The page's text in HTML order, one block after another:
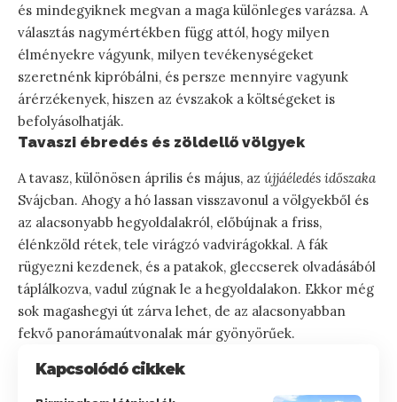
és mindegyiknek megvan a maga különleges varázsa. A
választás nagymértékben függ attól, hogy milyen
élményekre vágyunk, milyen tevékenységeket
szeretnénk kipróbálni, és persze mennyire vagyunk
árérzékenyek, hiszen az évszakok a költségeket is
befolyásolhatják.
Tavaszi ébredés és zöldellő völgyek
A tavasz, különösen április és május, az újjáéledés időszaka
Svájcban. Ahogy a hó lassan visszavonul a völgyekből és
az alacsonyabb hegyoldalakról, előbújnak a friss,
élénkzöld rétek, tele virágzó vadvirágokkal. A fák
rügyezni kezdenek, és a patakok, gleccserek olvadásából
táplálkozva, vadul zúgnak le a hegyoldalakon. Ekkor még
sok magashegyi út zárva lehet, de az alacsonyabban
fekvő panorámaútvonalak már gyönyörűek.
Kapcsolódó cikkek